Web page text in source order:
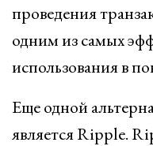
проведения
одним из самых
использования в
Еще одной
является Ripple.